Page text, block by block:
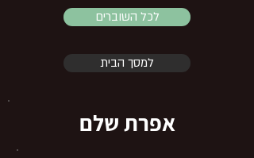
לכל השוברים
למסך הבית
אפרת שלם